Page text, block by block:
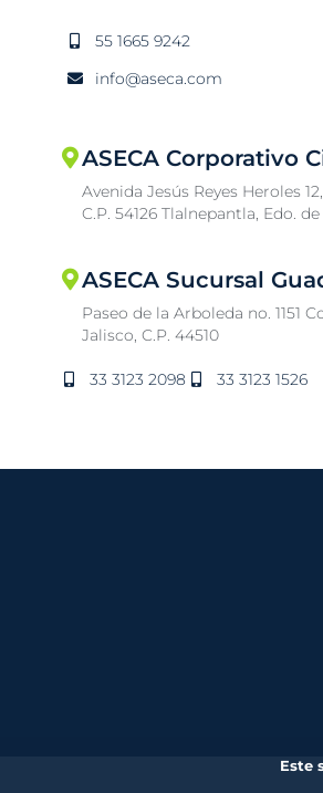
55 1665 9242
info@aseca.com
ASECA Corporativo
Avenida Jesús Reyes Heroles
C.P. 54126 Tlalnepantla, Edo.
ASECA Sucursal
Paseo de la Arboleda no. 1151
Jalisco, C.P. 44510
33 3123 2098 33 3123 1526
Este